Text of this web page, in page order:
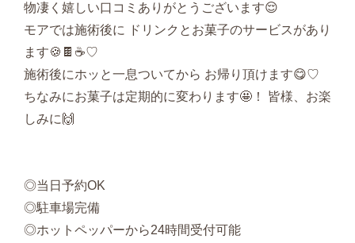
物凄く嬉しい口コミありがとうございます😌
モアでは施術後に ドリンクとお菓子のサービスがあり
ます🍪🍫☕️♡
施術後にホッと一息ついてから お帰り頂けます😋♡
ちなみにお菓子は定期的に変わります🤩！ 皆様、お楽
しみに🙌
◎当日予約OK
◎駐車場完備
◎ホットペッパーから24時間受付可能